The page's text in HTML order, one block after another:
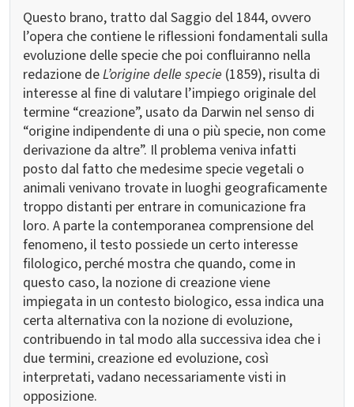
Questo brano, tratto dal Saggio del 1844, ovvero
l’opera che contiene le riflessioni fondamentali sulla
evoluzione delle specie che poi confluiranno nella
redazione deL’origine delle specie (1859), risulta di
interesse al fine di valutare l’impiego originale del
termine “creazione”, usato da Darwin nel senso di
“origine indipendente di una o più specie, non come
derivazione da altre”. Il problema veniva infatti
posto dal fatto che medesime specie vegetali o
animali venivano trovate in luoghi geograficamente
troppo distanti per entrare in comunicazione fra
loro. A parte la contemporanea comprensione del
fenomeno, il testo possiede un certo interesse
filologico, perché mostra che quando, come in
questo caso, la nozione di creazione viene
impiegata in un contesto biologico, essa indica una
certa alternativa con la nozione di evoluzione,
contribuendo in tal modo alla successiva idea che i
due termini, creazione ed evoluzione, così
interpretati, vadano necessariamente visti in
opposizione.